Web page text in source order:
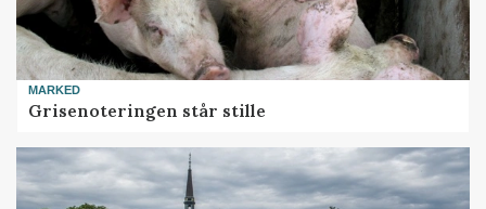
MARKED
Grisenoteringen står stille